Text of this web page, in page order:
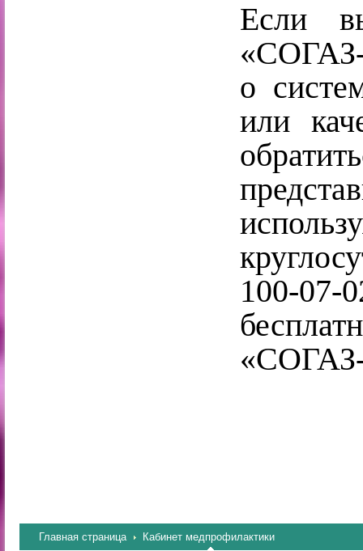
Если
о
или
100-
Главная страница Кабинет медпрофилактики